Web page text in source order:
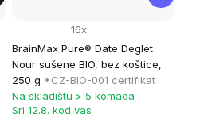
BrainMax Pure® Date Deglet
Nour sušene BIO, bez koštice,
250 g *CZ-BIO-001 certifikat
16x
Na skladištu > 5 komada
Sri 12.8. kod vas